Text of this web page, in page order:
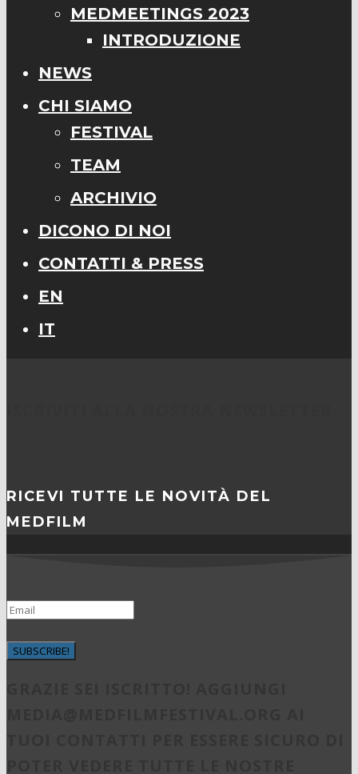
MEDMEETINGS 2023
INTRODUZIONE
NEWS
CHI SIAMO
FESTIVAL
TEAM
ARCHIVIO
DICONO DI NOI
CONTATTI & PRESS
EN
IT
RICEVI TUTTE LE NOVITÀ DEL
MEDFILM
SUBSCRIBE!